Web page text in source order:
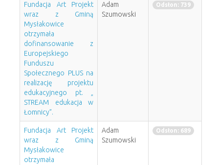
Fundacja Art Projekt
wraz z Gminą
Mysłakowice
otrzymała
dofinansowanie z
Europejskiego
Funduszu
Społecznego PLUS na
realizację projektu
edukacyjnego pt. „
STREAM edukacja w
Łomnicy”.
Adam
Szumowski
Odsłon: 739
Fundacja Art Projekt
wraz z Gminą
Mysłakowice
otrzymała
Adam
Szumowski
Odsłon: 689